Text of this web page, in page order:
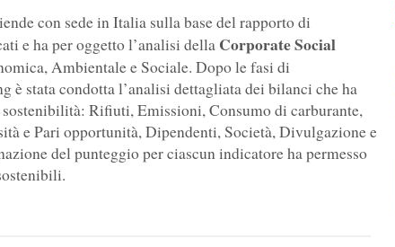
con sede in Italia sulla base del rapporto di
e ha per oggetto l’analisi della Corporate Social
Ambientale e Sociale. Dopo le fasi di
è stata condotta l’analisi dettagliata dei bilanci che ha
Rifiuti, Emissioni, Consumo di carburante,
e Pari opportunità, Dipendenti, Società, Divulgazione e
del punteggio per ciascun indicatore ha permesso